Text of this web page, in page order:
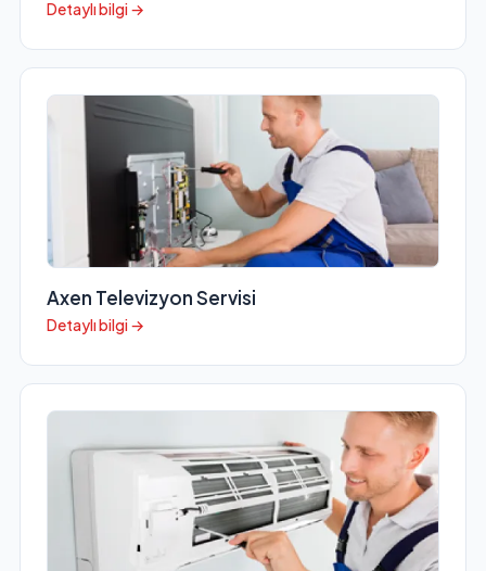
Detaylı bilgi →
Axen Televizyon Servisi
Detaylı bilgi →